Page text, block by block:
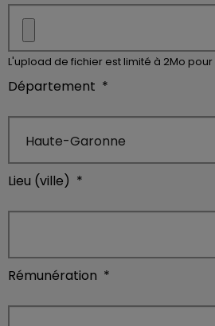
L'upload de fichier est limité à 2Mo
Département *
Lieu (ville) *
Rémunération *